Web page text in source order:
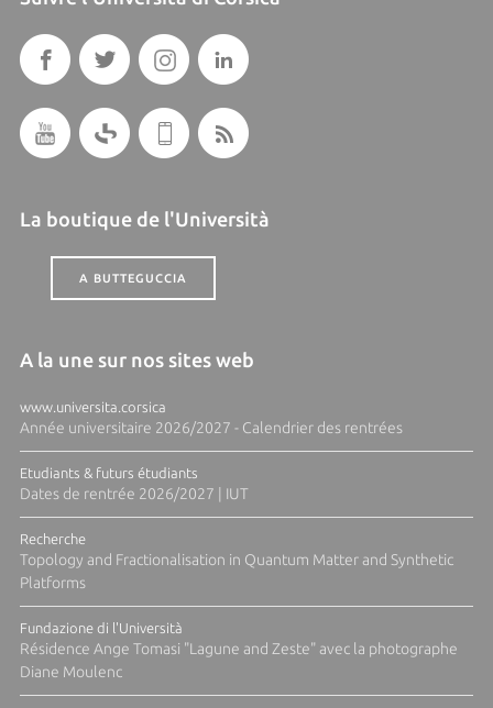
La boutique de l'Università
A BUTTEGUCCIA
A la une sur nos sites web
www.universita.corsica
Année universitaire 2026/2027 - Calendrier des rentrées
Etudiants & futurs étudiants
Dates de rentrée 2026/2027 | IUT
Recherche
Topology and Fractionalisation in Quantum Matter and Synthetic
Platforms
Fundazione di l'Università
Résidence Ange Tomasi "Lagune and Zeste" avec la photographe
Diane Moulenc